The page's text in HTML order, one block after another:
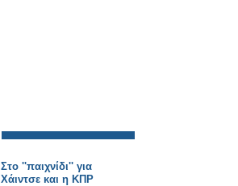
Στο ''παιχνίδι'' για
Χάιντσε και η ΚΠΡ